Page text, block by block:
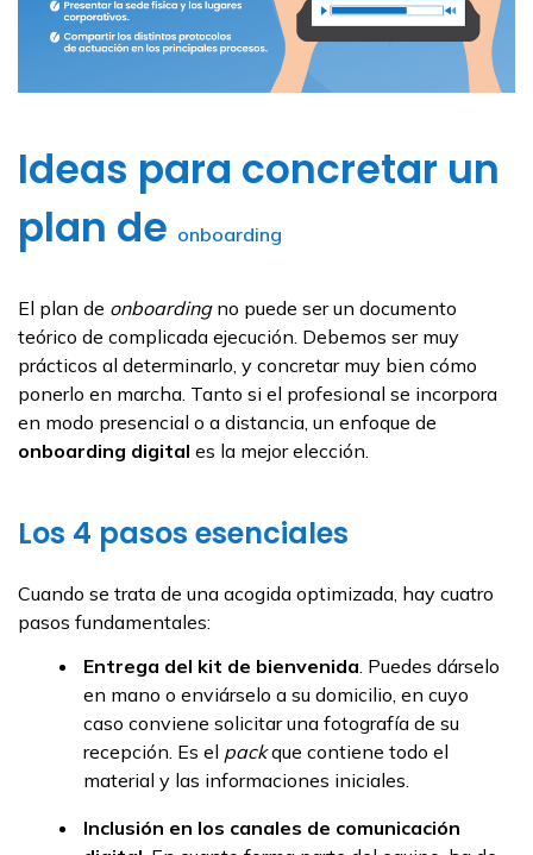
Ideas para concretar un
plan de onboarding
El plan de onboardingno puede ser un documento
teórico de complicada ejecución. Debemos ser muy
prácticos al determinarlo, y concretar muy bien cómo
ponerlo en marcha. Tanto si el profesional se incorpora
en modo presencial o a distancia, un enfoque de
onboarding digital es la mejor elección.
Los 4 pasos esenciales
Cuando se trata de una acogida optimizada, hay cuatro
pasos fundamentales:
Entrega del kit de bienvenida . Puedes dárselo
en mano o enviárselo a su domicilio, en cuyo
caso conviene solicitar una fotografía de su
recepción. Es el packque contiene todo el
material y las informaciones iniciales.
Inclusión en los canales de comunicación